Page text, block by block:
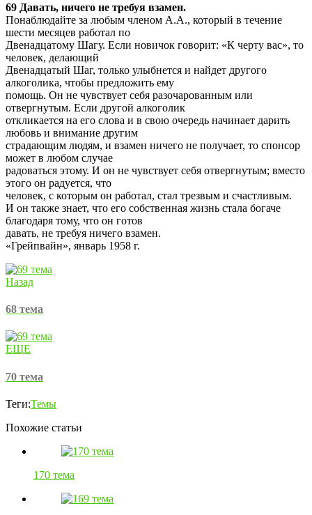
69 Давать, ничего не требуя взамен.
Понаблюдайте за любым членом А.А., который в течение
шести месяцев работал по
Двенадцатому Шагу. Если новичок говорит: «К черту вас», то
человек, делающий
Двенадцатый Шаг, только улыбнется и найдет другого
алкоголика, чтобы предложить ему
помощь. Он не чувствует себя разочарованным или
отвергнутым. Если другой алкоголик
откликается на его слова и в свою очередь начинает дарить
любовь и внимание другим
страдающим людям, и взамен ничего не получает, то спонсор
может в любом случае
радоваться этому. И он не чувствует себя отвергнутым; вместо
этого он радуется, что
человек, с которым он работал, стал трезвым и счастливым.
И он также знает, что его собственная жизнь стала богаче
благодаря тому, что он готов
давать, не требуя ничего взамен.
«Грейпвайн», январь 1958 г.
Назад
68 тема
ЕЩЕ
70 тема
Теги:Темы
Похожие статьи
170 тема